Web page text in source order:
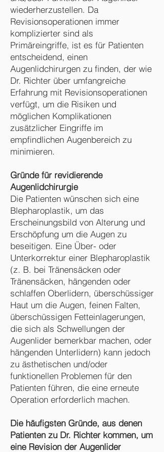
wiederherzustellen. Da
Revisionsoperationen immer
komplizierter sind als
Primäreingriffe, ist es für Patienten
entscheidend, einen
Augenlidchirurgen zu finden, der wie
Dr. Richter über umfangreiche
Erfahrung mit Revisionsoperationen
verfügt, um die Risiken und
möglichen Komplikationen
zusätzlicher Eingriffe im
empfindlichen Augenbereich zu
minimieren.
Gründe für revidierende
Augenlidchirurgie
Die Patienten wünschen sich eine
Blepharoplastik, um das
Erscheinungsbild von Alterung und
Erschöpfung um die Augen zu
beseitigen. Eine Über- oder
Unterkorrektur einer Blepharoplastik
(z. B. bei Tränensäcken oder
Tränensäcken, hängenden oder
schlaffen Oberlidern, überschüssiger
Haut um die Augen, feinen Falten,
überschüssigen Fetteinlagerungen,
die sich als Schwellungen der
Augenlider bemerkbar machen, oder
hängenden Unterlidern) kann jedoch
zu ästhetischen und/oder
funktionellen Problemen für den
Patienten führen, die eine erneute
Operation erforderlich machen.
Die häufigsten Gründe, aus denen
Patienten zu Dr. Richter kommen, um
eine Revision der Augenlider